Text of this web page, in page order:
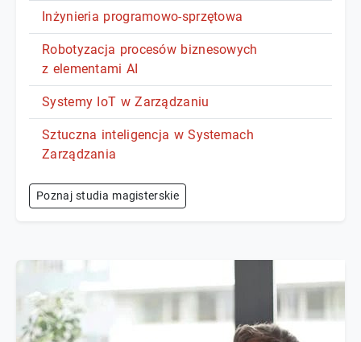
Inżynieria programowo-sprzętowa
Robotyzacja procesów biznesowych
z elementami AI
Systemy IoT w Zarządzaniu
Sztuczna inteligencja w Systemach
Zarządzania
Poznaj studia magisterskie